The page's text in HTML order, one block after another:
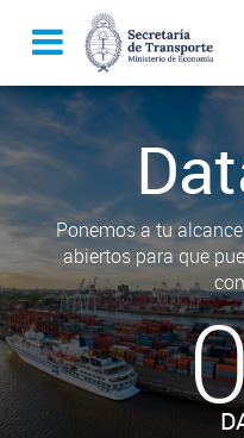
Ponemos a tu
abiertos para que